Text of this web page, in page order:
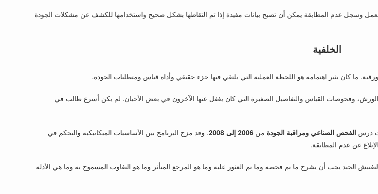
وسجل عدم المطابقة يمكن أن تصبح بيانات مفيدة إذا تم التقاطها بشكل صحيح واستخدامها للكشف عن مشكلات الجودة
الخلفية
ما كان يثير اهتمامه هو اللحظة العملية التي يلتقي فيها جزء حقيقي وأداة قياس ومتطلبات الجودة.
وفحوصات القياس والتفاصيل الصغيرة التي كان يغفل عنها الآخرون في بعض الأحيان. لم يكن أسرع طالب في
درسالفحص الصناعي ومراقبة الجودة من2006 إلى 2008
. وقد مزج البرنامج بين الأساسيات الميكانيكية والتحكم في
عن عدم المطابقة.
الجيد يجب أن يشرح ما تم فحصه وما تم العثور عليه وما هو المرجع المتأثر وما هو التفاوت المسموح به وما هي الأدلة